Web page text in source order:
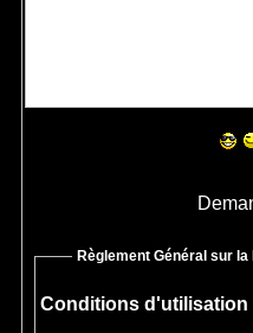
Règlement Général sur
Conditions d'utilisation